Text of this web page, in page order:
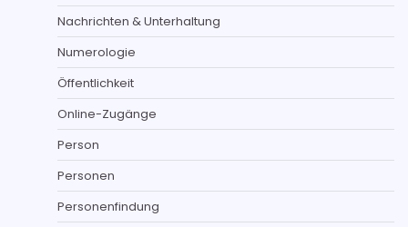
Nachrichten & Unterhaltung
Numerologie
Öffentlichkeit
Online-Zugänge
Person
Personen
Personenfindung